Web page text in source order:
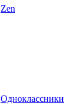
Zen
Одноклассники